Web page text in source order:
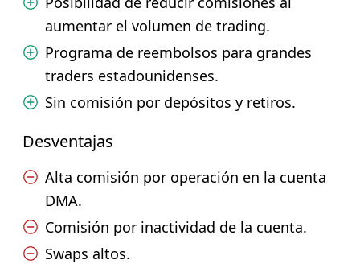
aumentar el volumen de trading.
Programa de reembolsos para grandes
traders estadounidenses.
Sin comisión por depósitos y retiros.
Desventajas
Alta comisión por operación en la cuenta
DMA.
Comisión por inactividad de la cuenta.
Swaps altos.